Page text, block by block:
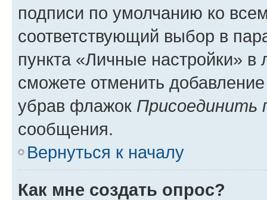
подписи по умолчанию ко
соответствующий выбор в
пункта «Личные настройки»
сможете отменить
убрав флажок Присоединить
сообщения.
Вернуться к началу
Как мне создать опрос?